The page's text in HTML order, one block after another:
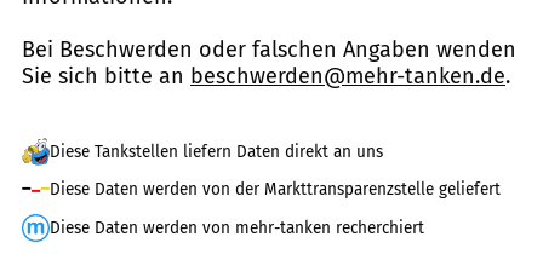
Bei Beschwerden oder falschen Angaben wenden
Sie sich bitte an beschwerden@mehr-tanken.de.
Diese Tankstellen liefern Daten direkt an uns
Diese Daten werden von der Markttransparenzstelle geliefert
Diese Daten werden von mehr-tanken recherchiert